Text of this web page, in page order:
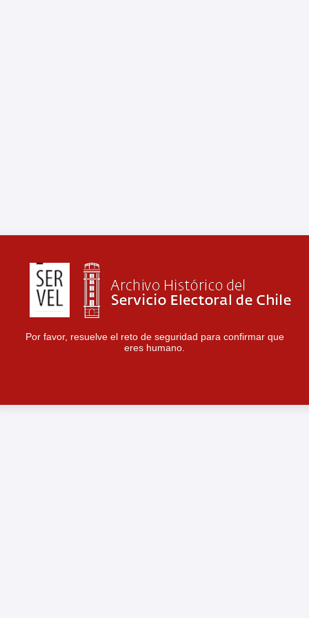
Por favor, resuelve el reto de seguridad para confirmar que
eres humano.